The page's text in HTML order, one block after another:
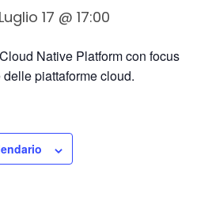
Luglio 17 @ 17:00
Native Platform con focus
piattaforme cloud.